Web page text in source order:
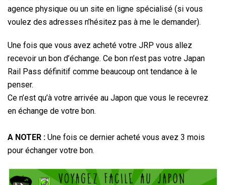
agence physique ou un site en ligne spécialisé (si vous
voulez des adresses n’hésitez pas à me le demander).
Une fois que vous avez acheté votre JRP vous allez
recevoir un bon d’échange. Ce bon n’est pas votre Japan
Rail Pass définitif comme beaucoup ont tendance à le
penser.
Ce n’est qu’à votre arrivée au Japon que vous le recevrez
en échange de votre bon.
A NOTER : Une fois ce dernier acheté vous avez 3 mois
pour échanger votre bon.